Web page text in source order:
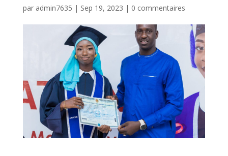
par admin7635 | Sep 19, 2023 | 0 commentaires